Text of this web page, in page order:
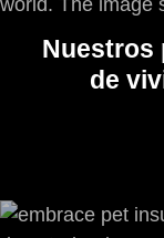
Nuestros
de